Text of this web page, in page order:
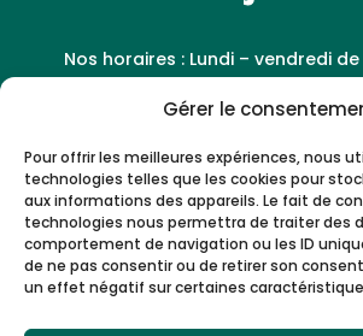
Gérer le
Pour offrir les meilleures expériences, nous
technologies telles que les cookies pour
aux informations des appareils. Le fait de
technologies nous permettra de traiter des
comportement de navigation ou les ID
de ne pas consentir ou de retirer son
un effet négatif sur certaines
Nos horaires : Lundi – vendredi de
 43 Boulevard Chave, 13005
